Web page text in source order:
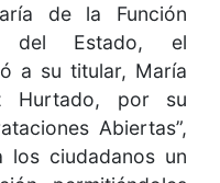
de la Función
del Estado, el
a su titular, María
Hurtado, por su
Abiertas”,
los ciudadanos un